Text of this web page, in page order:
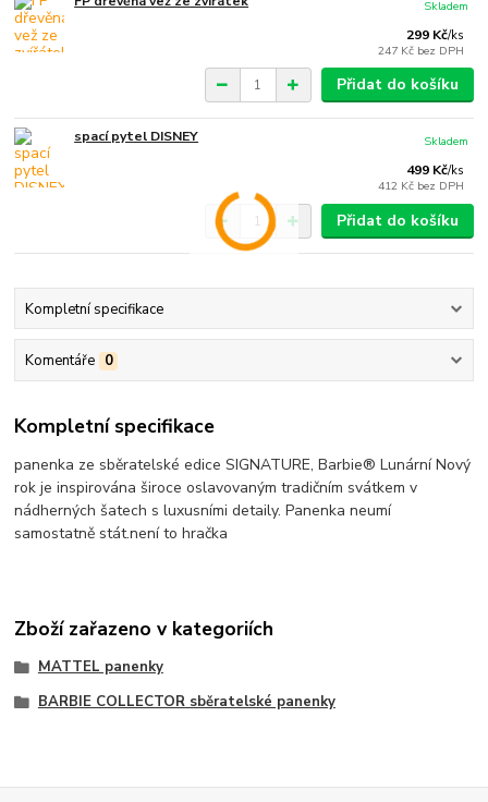
299 Kč/ks
247 Kč bez DPH
Skladem
Přidat do košíku
spací pytel DISNEY
499 Kč/ks
412 Kč bez DPH
Skladem
Přidat do košíku
Kompletní specifikace
Komentáře 0
Kompletní specifikace
panenka ze sběratelské edice SIGNATURE, Barbie® Lunární Nový
rok je inspirována široce oslavovaným tradičním svátkem v
nádherných šatech s luxusními detaily. Panenka neumí
samostatně stát.není to hračka
Zboží zařazeno v kategoriích
MATTEL panenky
BARBIE COLLECTOR sběratelské panenky